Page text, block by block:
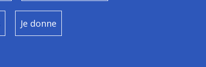
Je donne